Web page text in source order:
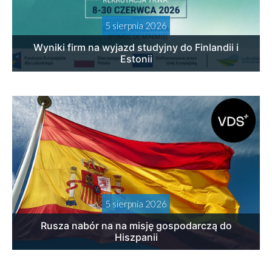
5 sierpnia 2026
Wyniki firm na wyjazd studyjny do Finlandii i
Estonii
5 sierpnia 2026
Rusza nabór na na misję gospodarczą do
Hiszpanii